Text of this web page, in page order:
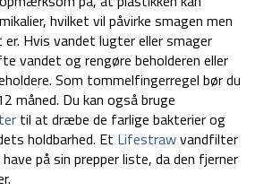
hvilket vil påvirke smagen men
Hvis vandet lugter eller smager
vandet og rengøre beholderen eller
Som tommelfingerregel bør du
måned. Du kan også bruge
til at dræbe de farlige bakterier og
holdbarhed. Et Lifestrawvandfilter
på sin prepper liste, da den fjerner